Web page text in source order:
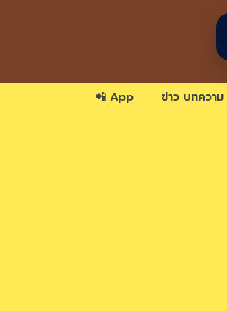
📲 App ข่าว บทความ